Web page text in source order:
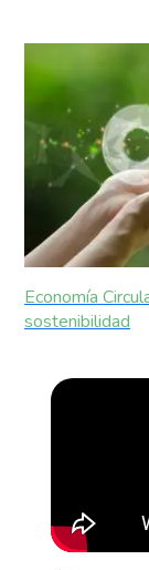
Economía
sostenibilidad